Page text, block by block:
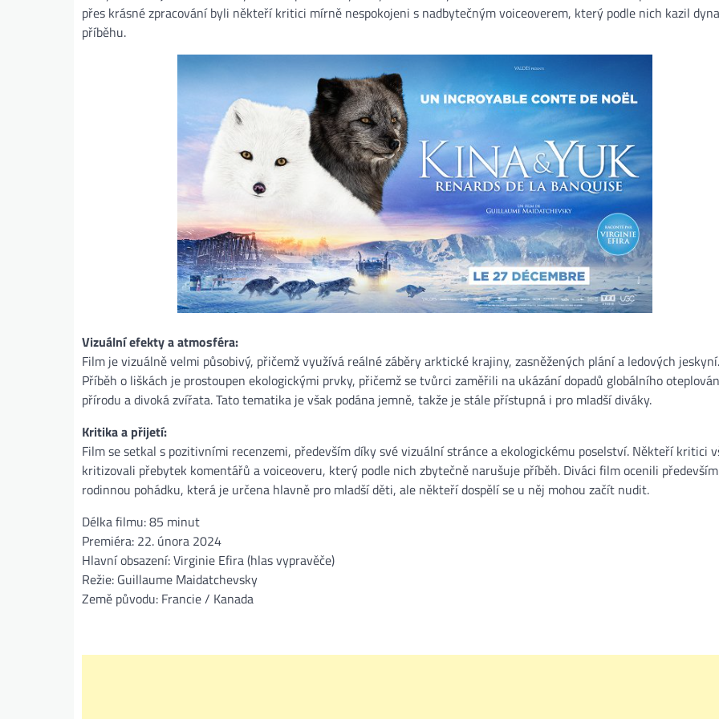
přes krásné zpracování byli někteří kritici mírně nespokojeni s nadbytečným voiceoverem, který podle nich kazil
příběhu.
Vizuální efekty a atmosféra:
Film je vizuálně velmi působivý, přičemž využívá reálné záběry arktické krajiny, zasněžených plání a ledových jeskyní.
Příběh o liškách je prostoupen ekologickými prvky, přičemž se tvůrci zaměřili na ukázání dopadů globálního
přírodu a divoká zvířata. Tato tematika je však podána jemně, takže je stále přístupná i pro mladší diváky.
Kritika a přijetí:
Film se setkal s pozitivními recenzemi, především díky své vizuální stránce a ekologickému poselství. Někteří kritici
kritizovali přebytek komentářů a voiceoveru, který podle nich zbytečně narušuje příběh. Diváci film ocenili
rodinnou pohádku, která je určena hlavně pro mladší děti, ale někteří dospělí se u něj mohou začít nudit​.
Délka filmu: 85 minut
Premiéra: 22. února 2024
Hlavní obsazení: Virginie Efira (hlas vypravěče)
Režie: Guillaume Maidatchevsky
Země původu: Francie / Kanada